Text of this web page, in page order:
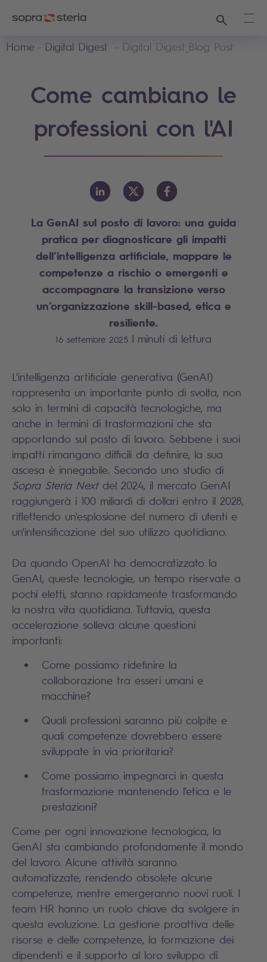
Ricerca
Home
Digital Digest Digital Digest_Blog Post
Come cambiano le
professioni con l'AI
La GenAI sul posto di lavoro: una guida
pratica per diagnosticare gli impatti
dell’intelligenza artificiale, mappare le
competenze a rischio o emergenti e
accompagnare la transizione verso
un’organizzazione skill-based, etica e
resiliente.
16 settembre 2025 | minuti di lettura
L'intelligenza artificiale generativa (GenAI)
rappresenta un importante punto di svolta, non
solo in termini di capacità tecnologiche, ma
anche in termini di trasformazioni che sta
apportando sul posto di lavoro. Sebbene i suoi
impatti rimangano difficili da definire, la sua
ascesa è innegabile. Secondo uno studio di
Sopra Steria Nextdel 2024, il mercato GenAI
raggiungerà i 100 miliardi di dollari entro il 2028,
riflettendo un'esplosione del numero di utenti e
un'intensificazione del suo utilizzo quotidiano.
Da quando OpenAI ha democratizzato la
GenAI, queste tecnologie, un tempo riservate a
pochi eletti, stanno rapidamente trasformando
la nostra vita quotidiana. Tuttavia, questa
accelerazione solleva alcune questioni
importanti:
Come possiamo ridefinire la
collaborazione tra esseri umani e
macchine?
Quali professioni saranno più colpite e
quali competenze dovrebbero essere
sviluppate in via prioritaria?
Come possiamo impegnarci in questa
trasformazione mantenendo l'etica e le
prestazioni?
Come per ogni innovazione tecnologica, la
GenAI sta cambiando profondamente il mondo
del lavoro. Alcune attività saranno
automatizzate, rendendo obsolete alcune
competenze, mentre emergeranno nuovi ruoli. I
team HR hanno un ruolo chiave da svolgere in
questa evoluzione. La gestione proattiva delle
risorse e delle competenze, la formazione dei
dipendenti e il supporto al loro sviluppo di